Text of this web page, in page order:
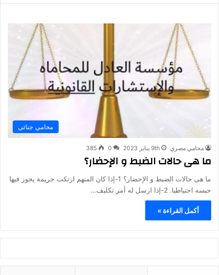
محامي جنائي
محامي مصري 9th يناير 2023 0
385
ما هى حالات الضبط و الإحضار؟
ما هى حالات الضبط و الإحضار؟ 1-إذا كان المتهم ارتكب جريمة يجوز فيها
حبسه احتياطيا. 2-إذا ارسل له أمر تكليف…
أكمل القراءة »